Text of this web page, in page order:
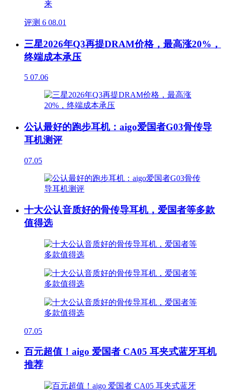
评测 6 08.01
三星2026年Q3再提DRAM价格，最高涨20%，
终端成本承压
5 07.06
公认最好的跑步耳机：aigo爱国者G03骨传导
耳机测评
07.05
十大公认音质好的骨传导耳机，爱国者等多款
值得选
07.05
百元超值！aigo 爱国者 CA05 耳夹式蓝牙耳机
推荐